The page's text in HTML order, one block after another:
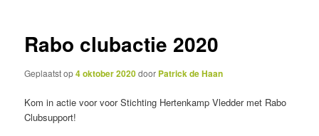
Rabo clubactie 2020
Geplaatst op4 oktober 2020door Patrick de Haan
Kom in actie voor voor Stichting Hertenkamp Vledder met Rabo
Clubsupport!